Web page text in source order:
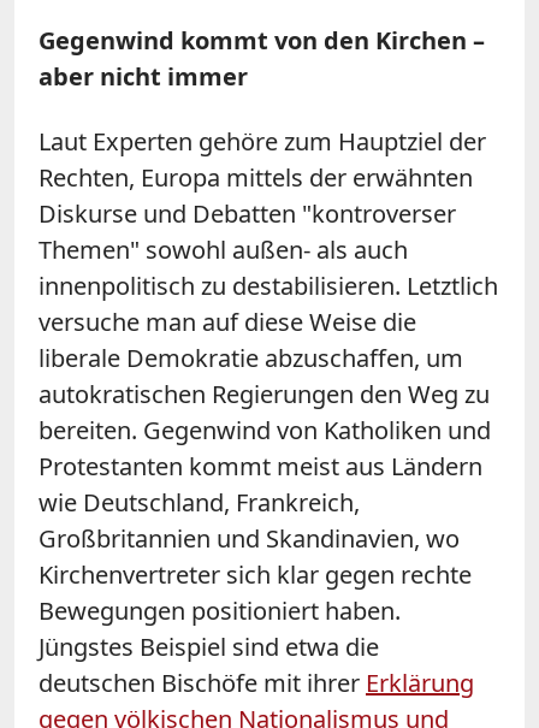
Gegenwind kommt von den Kirchen –
aber nicht immer
Laut Experten gehöre zum Hauptziel der
Rechten, Europa mittels der erwähnten
Diskurse und Debatten "kontroverser
Themen" sowohl außen- als auch
innenpolitisch zu destabilisieren. Letztlich
versuche man auf diese Weise die
liberale Demokratie abzuschaffen, um
autokratischen Regierungen den Weg zu
bereiten. Gegenwind von Katholiken und
Protestanten kommt meist aus Ländern
wie Deutschland, Frankreich,
Großbritannien und Skandinavien, wo
Kirchenvertreter sich klar gegen rechte
Bewegungen positioniert haben.
Jüngstes Beispiel sind etwa die
deutschen Bischöfe mit ihrer Erklärung
gegen völkischen Nationalismus und